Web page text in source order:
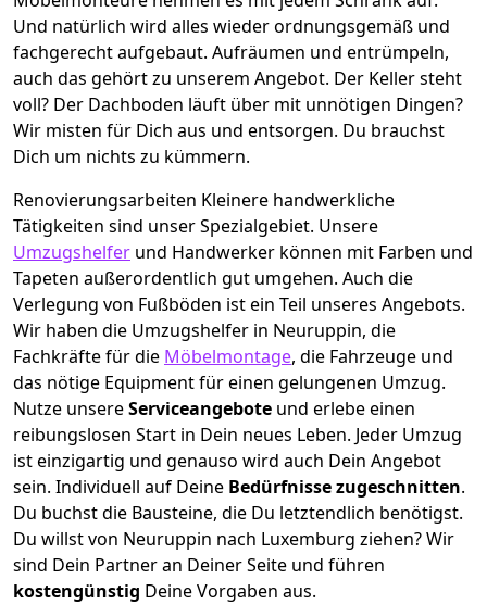
Und natürlich wird alles wieder ordnungsgemäß und
fachgerecht aufgebaut. Aufräumen und entrümpeln,
auch das gehört zu unserem Angebot. Der Keller steht
voll? Der Dachboden läuft über mit unnötigen Dingen?
Wir misten für Dich aus und entsorgen. Du brauchst
Dich um nichts zu kümmern.
Renovierungsarbeiten Kleinere handwerkliche
Tätigkeiten sind unser Spezialgebiet. Unsere
Umzugshelfer und Handwerker können mit Farben und
Tapeten außerordentlich gut umgehen. Auch die
Verlegung von Fußböden ist ein Teil unseres Angebots.
Wir haben die Umzugshelfer in Neuruppin, die
Fachkräfte für die Möbelmontage, die Fahrzeuge und
das nötige Equipment für einen gelungenen Umzug.
Nutze unsereServiceangebote und erlebe einen
reibungslosen Start in Dein neues Leben. Jeder Umzug
ist einzigartig und genauso wird auch Dein Angebot
sein. Individuell auf Deine Bedürfnisse zugeschnitten.
Du buchst die Bausteine, die Du letztendlich benötigst.
Du willst von Neuruppin nach Luxemburg ziehen? Wir
sind Dein Partner an Deiner Seite und führen
kostengünstig Deine Vorgaben aus.